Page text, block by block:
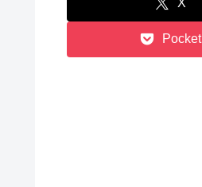
X
Pocket